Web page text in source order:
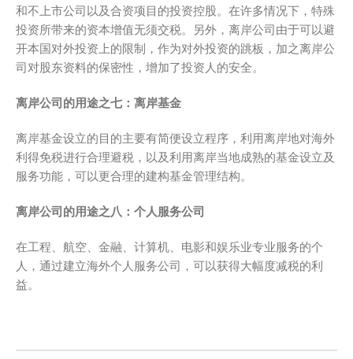
和不上市公司以及合资项目的投资控股。在许多情况下，特殊
投资所带来的资本增值无须交税。另外，离岸公司由于可以避
开本国对外投资上的限制，作为对外投资的跳板，加之离岸公
司对股东资料的保密性，增加了投资人的安全。
离岸公司的用途之七：离岸基金
离岸基金设立的目的主要有简便设立程序，利用离岸地对海外
利得免税进行合理避税，以及利用离岸当地成熟的基金设立及
服务功能，可以更合理的建构基金管理结构。
离岸公司的用途之八：个人服务公司
在工程、航空、金融、计算机、电影和娱乐业专业服务的个
人，通过建立海外个人服务公司，可以获得大幅度减税的利
益。